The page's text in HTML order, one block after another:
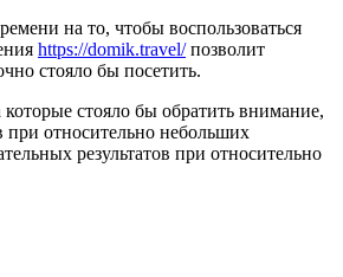
на то, чтобы воспользоваться
https://domik.travel/позволит
стояло бы посетить.
стояло бы обратить внимание,
при относительно небольших
результатов при относительно